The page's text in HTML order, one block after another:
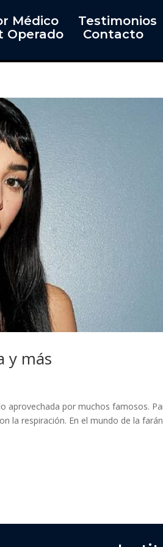
Médico Testimonios
Operado
Contacto
y más
aprovechada por muchos famosos.
la respiración. En el mundo de la